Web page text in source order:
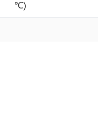
℃)